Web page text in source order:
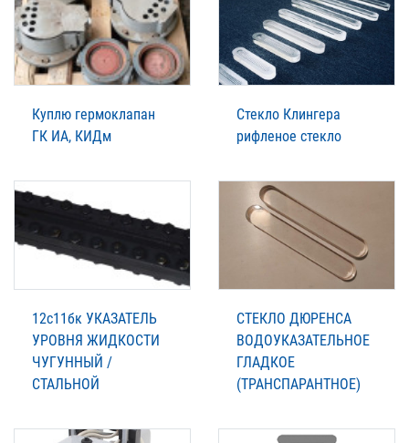
Куплю гермоклапан
ГК ИА, КИДм
Стекло Клингера
рифленое стекло
12с11бк УКАЗАТЕЛЬ
УРОВНЯ ЖИДКОСТИ
ЧУГУННЫЙ /
СТАЛЬНОЙ
СТЕКЛО ДЮРЕНСА
ВОДОУКАЗАТЕЛЬНОЕ
ГЛАДКОЕ
(ТРАНСПАРАНТНОЕ)